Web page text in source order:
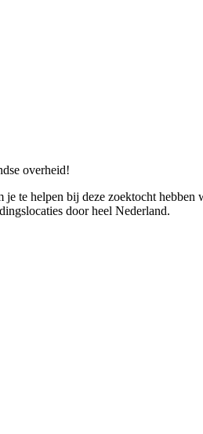
overheid!
je te helpen bij deze zoektocht hebben
door heel Nederland.